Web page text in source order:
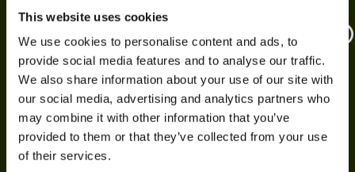
This website uses cookies
We use cookies to personalise content and ads, to
provide social media features and to analyse our traffic.
We also share information about your use of our site with
our social media, advertising and analytics partners who
may combine it with other information that you’ve
provided to them or that they’ve collected from your use
of their services.
La sistemazione
Famiglia ospitante con rimborso spese, che
sceglie lo studente in base al profilo e agli interessi
condivisi, favorendo così un’esperienza di
integrazione autentica e positiva.
Le host family possono avere composizioni molto
diverse, senza alcuna discriminazione legata a